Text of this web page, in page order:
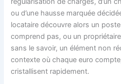
ou d’une hausse marquée
locataire découvre alors un
comprend pas, ou un propriétaire
sans le savoir, un élément non
contexte où chaque euro
cristallisent rapidement.